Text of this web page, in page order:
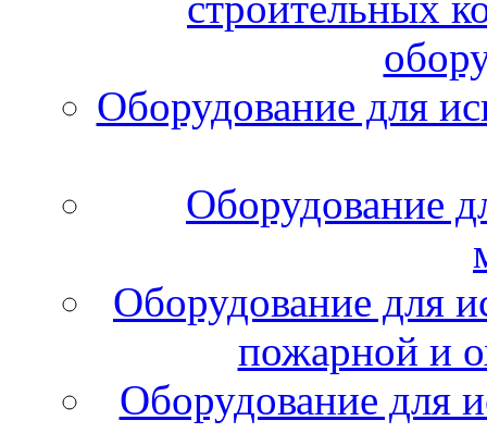
Оборудование для
Оборудование
Оборудование для
пожарной и
Оборудование для